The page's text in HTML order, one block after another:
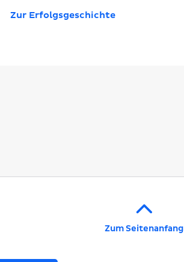
Zur Erfolgsgeschichte
Zum Seitenanfang